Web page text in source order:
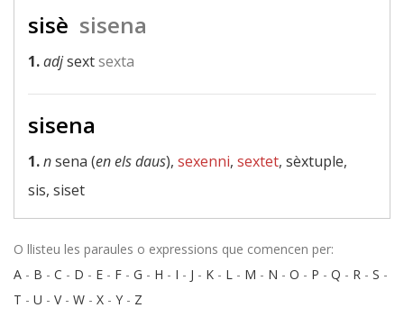
sisè sisena
1.adjsextsexta
sisena
1.nsena (en els daus), sexenni, sextet, sèxtuple,
sis, siset
O llisteu les paraules o expressions que comencen per:
A - B - C - D - E - F - G - H - I - J - K - L - M - N - O - P - Q - R - S -
T - U - V- W - X - Y - Z